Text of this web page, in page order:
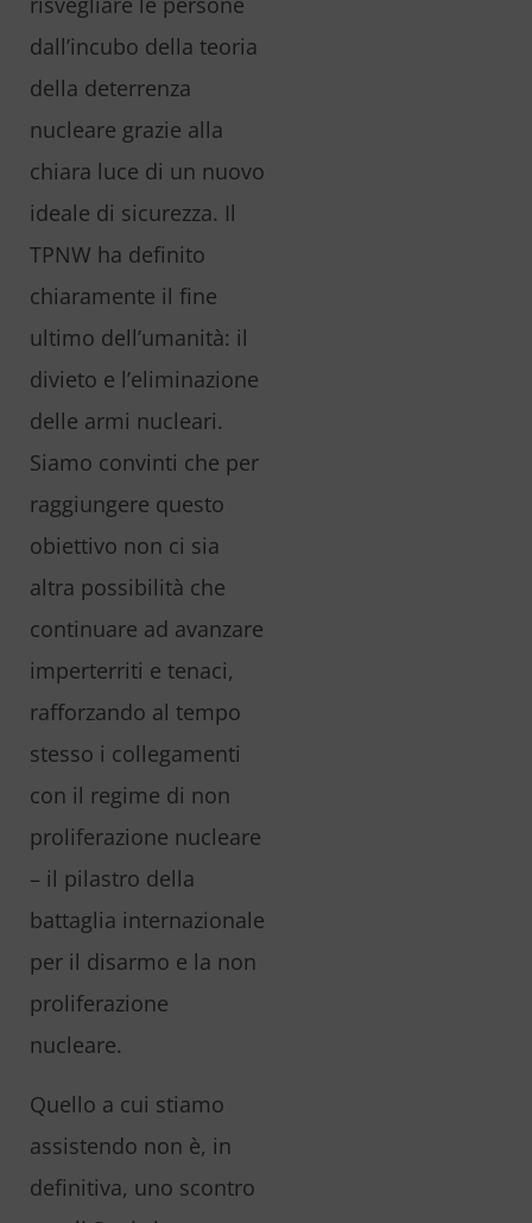
dall’incubo della teoria
della deterrenza
nucleare grazie alla
chiara luce di un nuovo
ideale di sicurezza. Il
TPNW ha definito
chiaramente il fine
ultimo dell’umanità: il
divieto e l’eliminazione
delle armi nucleari.
Siamo convinti che per
raggiungere questo
obiettivo non ci sia
altra possibilità che
continuare ad avanzare
imperterriti e tenaci,
rafforzando al tempo
stesso i collegamenti
con il regime di non
proliferazione nucleare
– il pilastro della
battaglia internazionale
per il disarmo e la non
proliferazione
nucleare.
Quello a cui stiamo
assistendo non è, in
definitiva, uno scontro